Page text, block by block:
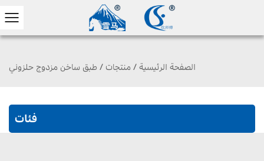
الصفحة الرئيسية / منتجات / طبق ساخن مزدوج حلزوني
فئات